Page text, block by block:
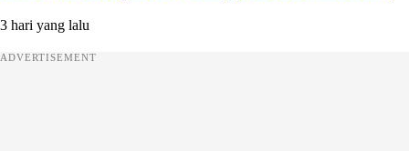
3 hari yang lalu
ADVERTISEMENT